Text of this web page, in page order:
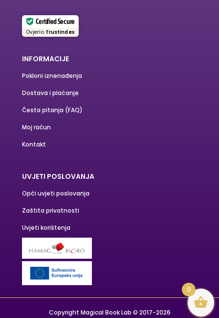
Certified Secure
Ovjerio Trustindex
INFORMACIJE
Pokloni iznenađenja
Dostava i plaćanje
Česta pitanja (FAQ)
Moj račun
Kontakt
UVJETI POSLOVANJA
Opći uvjeti poslovanja
Zaštita privatnosti
Uvjeti korištenja
Copyright Magical Book Lab © 2017-2026
0